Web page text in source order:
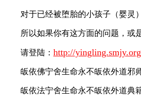
对于已经被堕胎的小孩子（婴灵）
所以如果你有这方面的问题，或是
请登陆： http://
皈依佛宁舍生命永不皈依外道邪师
皈依法宁舍生命永不皈依外道典籍